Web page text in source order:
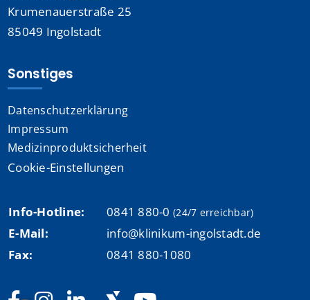
Krumenauerstraße 25
85049 Ingolstadt
Sonstiges
Datenschutzerklärung
Impressum
Medizinproduktsicherheit
Cookie-Einstellungen
Info-Hotline: 0841 880-0 (24/7 erreichbar)
E-Mail:
info@klinikum-ingolstadt.de
Fax:
0841 880-1080